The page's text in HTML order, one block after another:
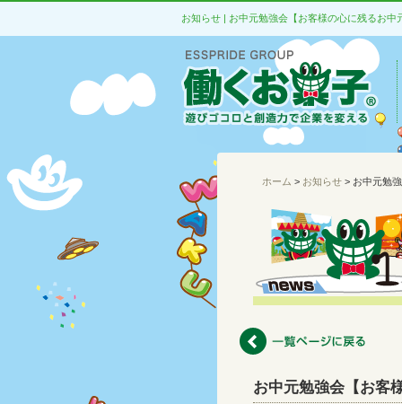
お知らせ | お中元勉強会【お客様の心に残るお中
ホーム > お知らせ > お中元勉
お中元勉強会【お客